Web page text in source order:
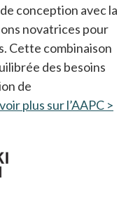
conception avec la
novatrices pour
Cette combinaison
des besoins
de
plus sur l’AAPC >